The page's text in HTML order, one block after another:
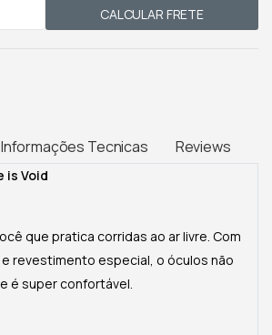
CALCULAR FRETE
Informações Tecnicas Reviews
is Void
que pratica corridas ao ar livre. Com
revestimento especial, o óculos não
é super confortável.